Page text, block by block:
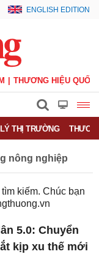
ENGLISH EDITION
THƯƠNG HIỆU QUỐC
THỊ TRƯỜNG
nông nghiệp
kiếm. Chúc bạn
5.0: Chuyển
kịp xu thế mới